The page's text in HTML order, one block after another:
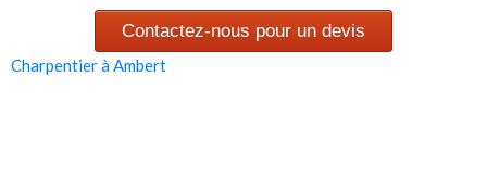
Contactez-nous pour un devis
Charpentier à Ambert